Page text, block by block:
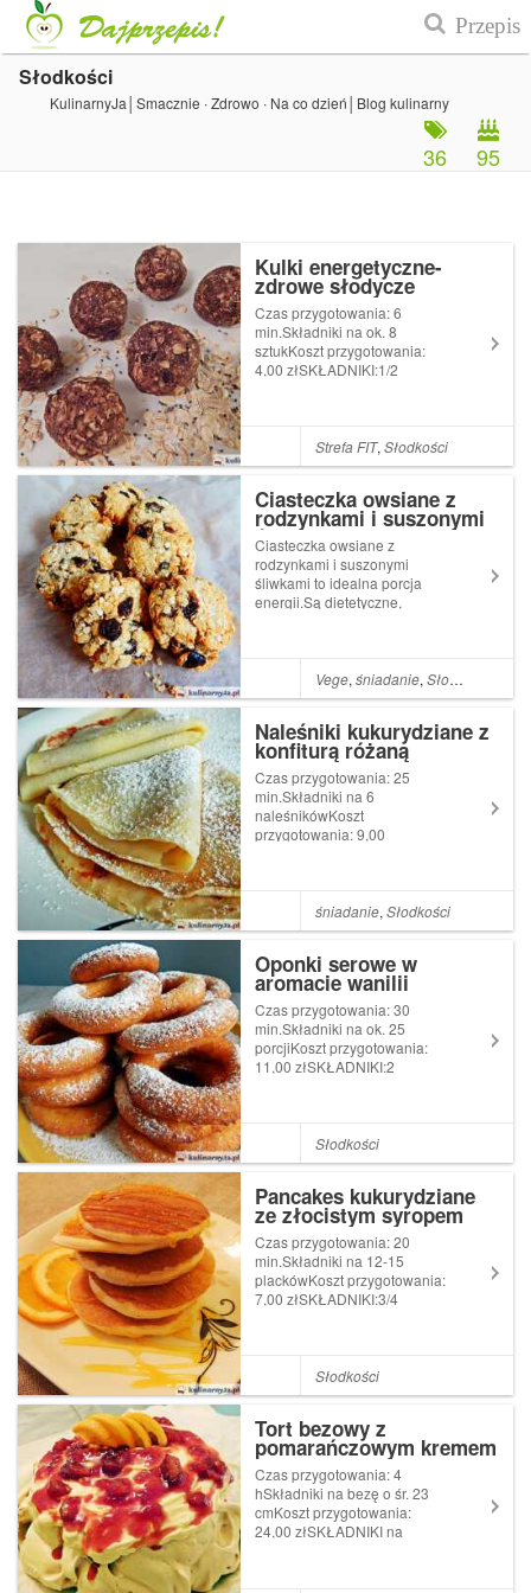
Słodkości
KulinarnyJa│Smacznie ∙ Zdrowo ∙ Na co dzień│Blog kulinarny
95
36
Kulki energetyczne-
zdrowe słodycze
Czas przygotowania: 6
min.Składniki na ok. 8
sztukKoszt przygotowania:
4,00 złSKŁADNIKI:1/2
rodzynek1 łyżka drobno
posiekanych płatków
łyżeczka kakaa1...
Strefa FIT,Słodkości
Ciasteczka owsiane z
rodzynkami i suszonymi
śliwkami (vegan)
Ciasteczka owsiane z
rodzynkami i suszonymi
śliwkami to idealna porcja
energii.Są dietetyczne,
metabolizm, gdyż zawierają
dużo cennego błonnika.Czas
Vege,śniadanie,Słodkości
Naleśniki kukurydziane z
konfiturą różaną
Czas przygotowania: 25
min.Składniki na 6
naleśnikówKoszt
przygotowania: 9,00
g mąki pszennejszczypta
solikonfitura różanacukier
dekoracjiPRZYGOTOWANIE:Do
miski wbijam...
śniadanie,Słodkości
Oponki serowe w
aromacie wanilii
Czas przygotowania: 30
min.Składniki na ok. 25
porcjiKoszt przygotowania:
11,00 złSKŁADNIKI:2
(twarogu)2 jajka1 laska
wanilii2 łyżeczki proszku do
dekor...
Słodkości
Pancakes kukurydziane
ze złocistym syropem
Czas przygotowania: 20
min.Składniki na 12-15
plackówKoszt przygotowania:
7,00 złSKŁADNIKI:3/4
łyżeczka proszku do
pieczenia1 łyżeczka cukru
szklanka mleka2 ł...
Słodkości
Tort bezowy z
pomarańczowym kremem
mascarpone i polewą
wiśniową
Czas przygotowania: 4
hSkładniki na bezę o śr. 23
cmKoszt przygotowania:
24,00 złSKŁADNIKI na